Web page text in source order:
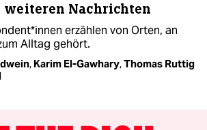
Nachrichten
erzählen von Orten, an
Alltag gehört.
, Karim El-Gawhary,Thomas Ruttig